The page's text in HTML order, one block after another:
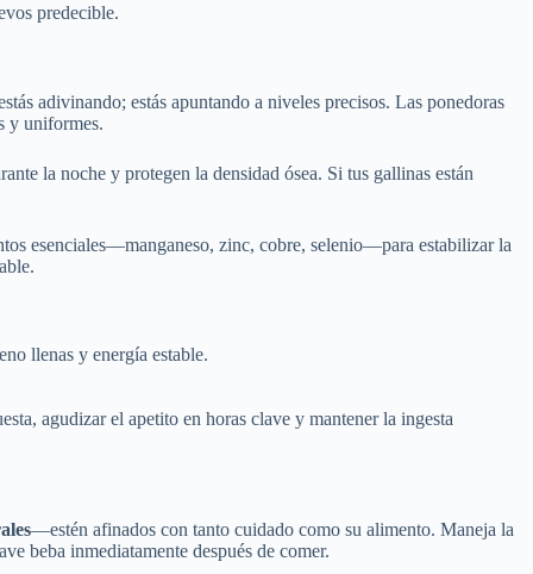
predecible.
adivinando; estás apuntando a niveles precisos. Las ponedoras
y uniformes.
la noche y protegen la densidad ósea. Si tus gallinas están
esenciales—manganeso, zinc, cobre, selenio—para estabilizar la
llenas y energía estable.
agudizar el apetito en horas clave y mantener la ingesta
—estén afinados con tanto cuidado como su alimento. Maneja la
beba inmediatamente después de comer.